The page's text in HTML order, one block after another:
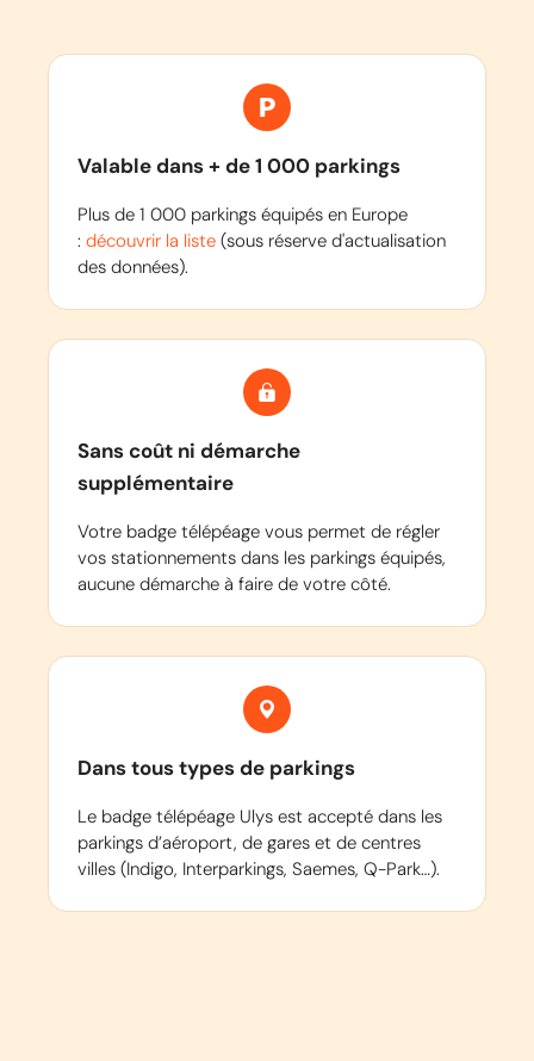
Valable dans + de 1 000 parkings
Plus de 1 000 parkings équipés en Europe
: découvrir la liste (sous réserve d'actualisation
des données).
Sans coût ni démarche
supplémentaire
Votre badge télépéage vous permet de régler
vos stationnements dans les parkings équipés,
aucune démarche à faire de votre côté.
Dans tous types de parkings
Le badge télépéage Ulys est accepté dans les
parkings d’aéroport, de gares et de centres
villes (Indigo, Interparkings, Saemes, Q-Park…).